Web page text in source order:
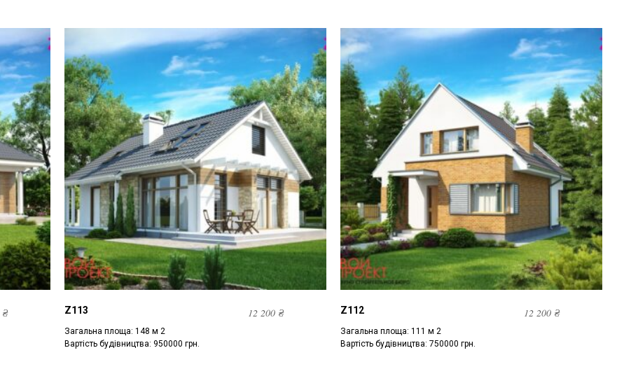
₴ Z113 12 200 ₴
Загальна площа: 148 м 2
Вартість будівництва: 950000 грн.
Z112 12 200₴
Загальна площа: 111 м 2
Вартість будівництва: 750000 грн.